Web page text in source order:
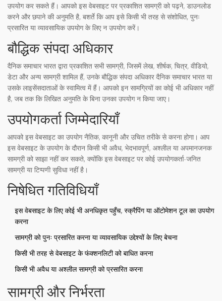
उपयोग कर सकते हैं। आपको इस वेबसाइट पर प्रकाशित सामग्री को पढ़ने, डाउनलोड
करने और छपाने की अनुमति है, बशर्ते कि आप इसे किसी भी तरह से संशोधित, पुनः
प्रसारित या व्यावसायिक उपयोग के लिए न उपयोग करें।
बौद्धिक संपदा अधिकार
दैनिक समाचार भारत द्वारा प्रकाशित सभी सामग्री, जिसमें लेख, शीर्षक, चित्र, वीडियो,
डेटा और अन्य सामग्री शामिल हैं, उनके बौद्धिक संपदा अधिकार दैनिक समाचार भारत या
उसके लाइसेंसदाताओं के स्वामित्व में हैं। आपको इन सामग्रियों का कोई भी अधिकार नहीं
है, जब तक कि लिखित अनुमति के बिना उनका उपयोग न किया जाए।
उपयोगकर्ता जिम्मेदारियाँ
आपको इस वेबसाइट का उपयोग नैतिक, कानूनी और उचित तरीके से करना होगा। आप
इस वेबसाइट के उपयोग के दौरान किसी भी अवैध, भेदभावपूर्ण, अश्लील या अपमानजनक
सामग्री को साझा नहीं कर सकते, क्योंकि इस वेबसाइट पर कोई उपयोगकर्ता-जनित
सामग्री या टिप्पणी सुविधा नहीं है।
निषेधित गतिविधियाँ
इस वेबसाइट के लिए कोई भी अनधिकृत पहुँच, स्क्रैपिंग या ऑटोमेशन टूल का उपयोग
करना
सामग्री को पुनः प्रसारित करना या व्यावसायिक उद्देश्यों के लिए बेचना
किसी भी तरह से वेबसाइट के फंक्शनलिटी को बाधित करना
किसी भी अवैध या अश्लील सामग्री को प्रसारित करना
सामग्री और निर्भरता